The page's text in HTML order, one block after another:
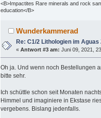
<B>Impactites Rare minerals and rock
education</B>
Wunderkammerad
Re: C1/2 Lithologien im
«Antwort #3 am: Juni 09, 2021,
Oh ja. Und wenn noch Bestellungen
bitte sehr.
Ich schüttle schon seit Monaten
Himmel und imaginiere in Ekstase
vergebens. Bislang jedenfalls.